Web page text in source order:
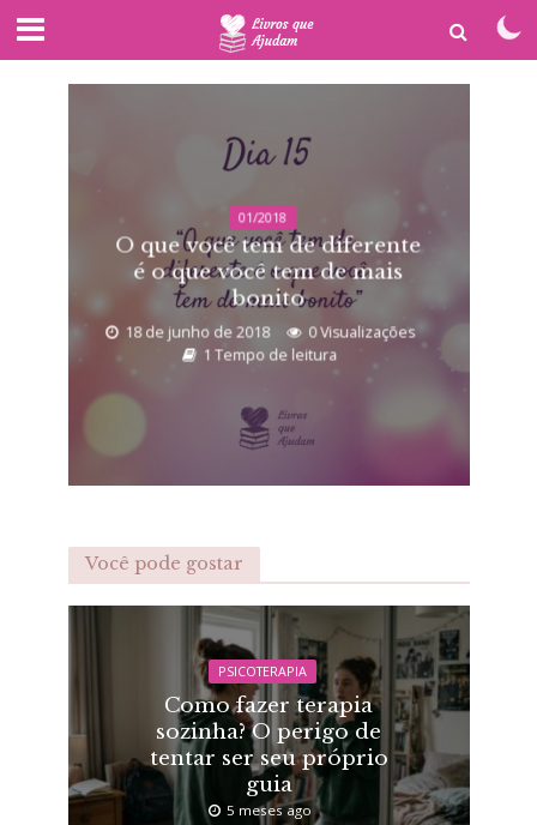
01/2018
O que você tem de diferente
é o que você tem de mais
bonito
18 de junho de 2018
0 Visualizações
1 Tempo de leitura
Você pode gostar
PSICOTERAPIA
Como fazer terapia
sozinha? O perigo de
tentar ser seu próprio
guia
5 meses ago